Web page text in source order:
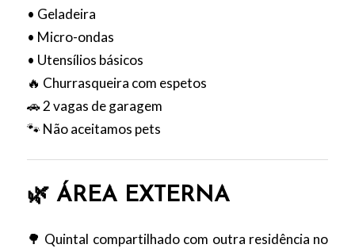
• Geladeira
• Micro-ondas
• Utensílios básicos
🔥 Churrasqueira com espetos
🚗 2 vagas de garagem
🐾 Não aceitamos pets
🌿 ÁREA EXTERNA
🌳 Quintal compartilhado com outra residência no